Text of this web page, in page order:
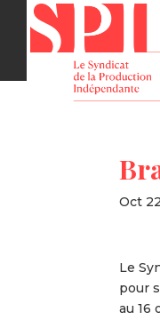
Oct
Le
pour
au 16